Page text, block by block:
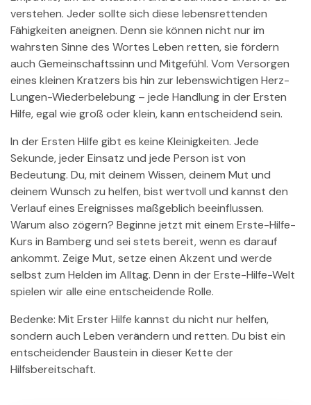
verstehen. Jeder sollte sich diese lebensrettenden
Fähigkeiten aneignen. Denn sie können nicht nur im
wahrsten Sinne des Wortes Leben retten, sie fördern
auch Gemeinschaftssinn und Mitgefühl. Vom Versorgen
eines kleinen Kratzers bis hin zur lebenswichtigen Herz-
Lungen-Wiederbelebung – jede Handlung in der Ersten
Hilfe, egal wie groß oder klein, kann entscheidend sein.
In der Ersten Hilfe gibt es keine Kleinigkeiten. Jede
Sekunde, jeder Einsatz und jede Person ist von
Bedeutung. Du, mit deinem Wissen, deinem Mut und
deinem Wunsch zu helfen, bist wertvoll und kannst den
Verlauf eines Ereignisses maßgeblich beeinflussen.
Warum also zögern? Beginne jetzt mit einem Erste-Hilfe-
Kurs in Bamberg und sei stets bereit, wenn es darauf
ankommt. Zeige Mut, setze einen Akzent und werde
selbst zum Helden im Alltag. Denn in der Erste-Hilfe-Welt
spielen wir alle eine entscheidende Rolle.
Bedenke: Mit Erster Hilfe kannst du nicht nur helfen,
sondern auch Leben verändern und retten. Du bist ein
entscheidender Baustein in dieser Kette der
Hilfsbereitschaft.